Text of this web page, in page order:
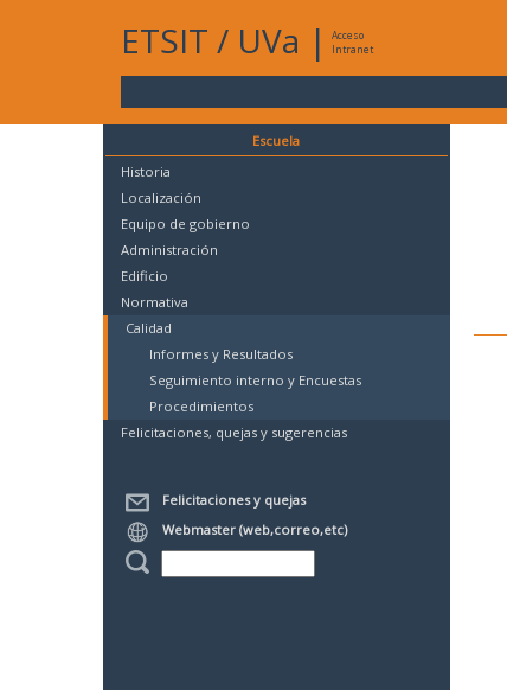
ETSIT / UVa |
Acceso
Intranet
Escuela
Historia
Localización
Equipo de gobierno
Administración
Edificio
Normativa
Calidad
Informes y Resultados
Seguimiento interno y Encuestas
Procedimientos
Felicitaciones, quejas y sugerencias
Felicitaciones y quejas
Webmaster (web,correo,etc)